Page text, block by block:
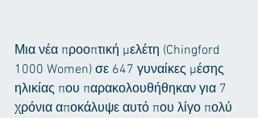
Μια νέα προοπτική μελέτη (Chingford
1000 Women) σε 647 γυναίκες μέσης
ηλικίας που παρακολουθήθηκαν για 7
χρόνια αποκάλυψε αυτό που λίγο πολύ